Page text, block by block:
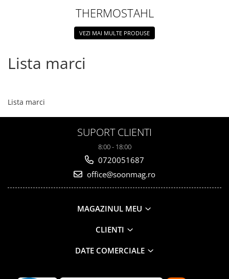
THERMOSTAHL
VEZI MAI MULTE PRODUSE
Lista marci
Lista marci
SUPORT CLIENTI
8:00 - 18:00
0720051687
office@soonmag.ro
MAGAZINUL MEU
CLIENTI
DATE COMERCIALE